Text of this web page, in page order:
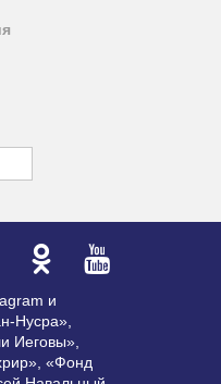
и
Нусра»,
Иеговы»,
«Фонд